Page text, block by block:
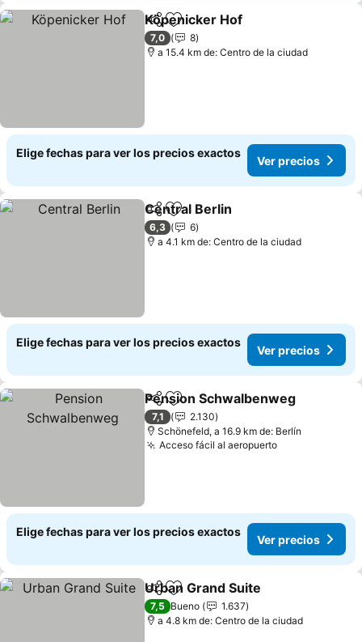
CompartirAgregar a favoritos
Köpenicker Hof
7,0
8
a 15.4 km de: Centro de la ciudad
Elige fechas para ver los precios exactos
Ver precios
CompartirAgregar a favoritos
Central Berlin
6,3
6
a 4.1 km de: Centro de la ciudad
Elige fechas para ver los precios exactos
Ver precios
CompartirAgregar a favoritos
Pension Schwalbenweg
7,1
2.130
Schönefeld, a 16.9 km de: Berlín
Acceso fácil al aeropuertoVer precios
Elige fechas para ver los precios exactos
Ver precios
CompartirAgregar a favoritos
Urban Grand Suite
7,5 Bueno
1.637
a 4.8 km de: Centro de la ciudad